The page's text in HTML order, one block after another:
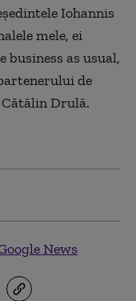
Iohannis
mele, ei
business as usual,
de
Drulă.
News